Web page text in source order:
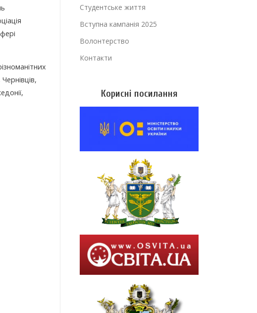
Студентське життя
Вступна кампанія 2025
Волонтерство
Контакти
Корисні посилання